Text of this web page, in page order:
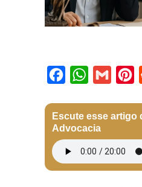
Escute esse artigo
Advocacia